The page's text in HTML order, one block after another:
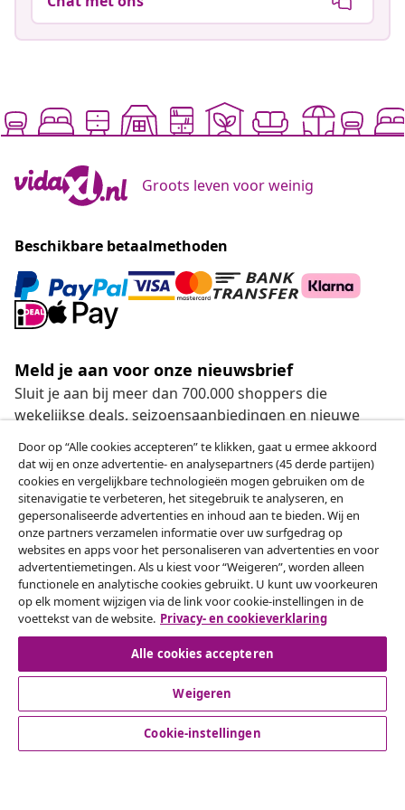
Groots leven voor weinig
Beschikbare betaalmethoden
Meld je aan voor onze nieuwsbrief
Sluit je aan bij meer dan 700.000 shoppers die
wekelijkse deals, seizoensaanbiedingen en nieuwe
Onze sociale media
Herroeping van de overeenkomst
Een annulering voor je bestelling indienen
Herroeping van de overeenkomst
Klantenservice
Door op “Alle cookies accepteren” te klikken, gaat u ermee akkoord
dat wij en onze advertentie- en analysepartners (45 derde partijen)
cookies en vergelijkbare technologieën mogen gebruiken om de
sitenavigatie te verbeteren, het sitegebruik te analyseren, en
gepersonaliseerde advertenties en inhoud aan te bieden. Wij en
onze partners verzamelen informatie over uw surfgedrag op
websites en apps voor het personaliseren van advertenties en voor
advertentiemetingen. Als u kiest voor “Weigeren”, worden alleen
functionele en analytische cookies gebruikt. U kunt uw voorkeuren
op elk moment wijzigen via de link voor cookie-instellingen in de
voettekst van de website. Privacy- en cookieverklaring
Alle cookies accepteren
Weigeren
Cookie-instellingen